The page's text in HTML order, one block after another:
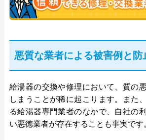
悪質な業者による被害例と防
給湯器の交換や修理において、質の
しまうことが稀に起こります。また
る給湯器専門業者のなかで、自社の
い悪徳業者が存在することも事実です